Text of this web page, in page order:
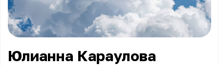
Юлианна Караулова